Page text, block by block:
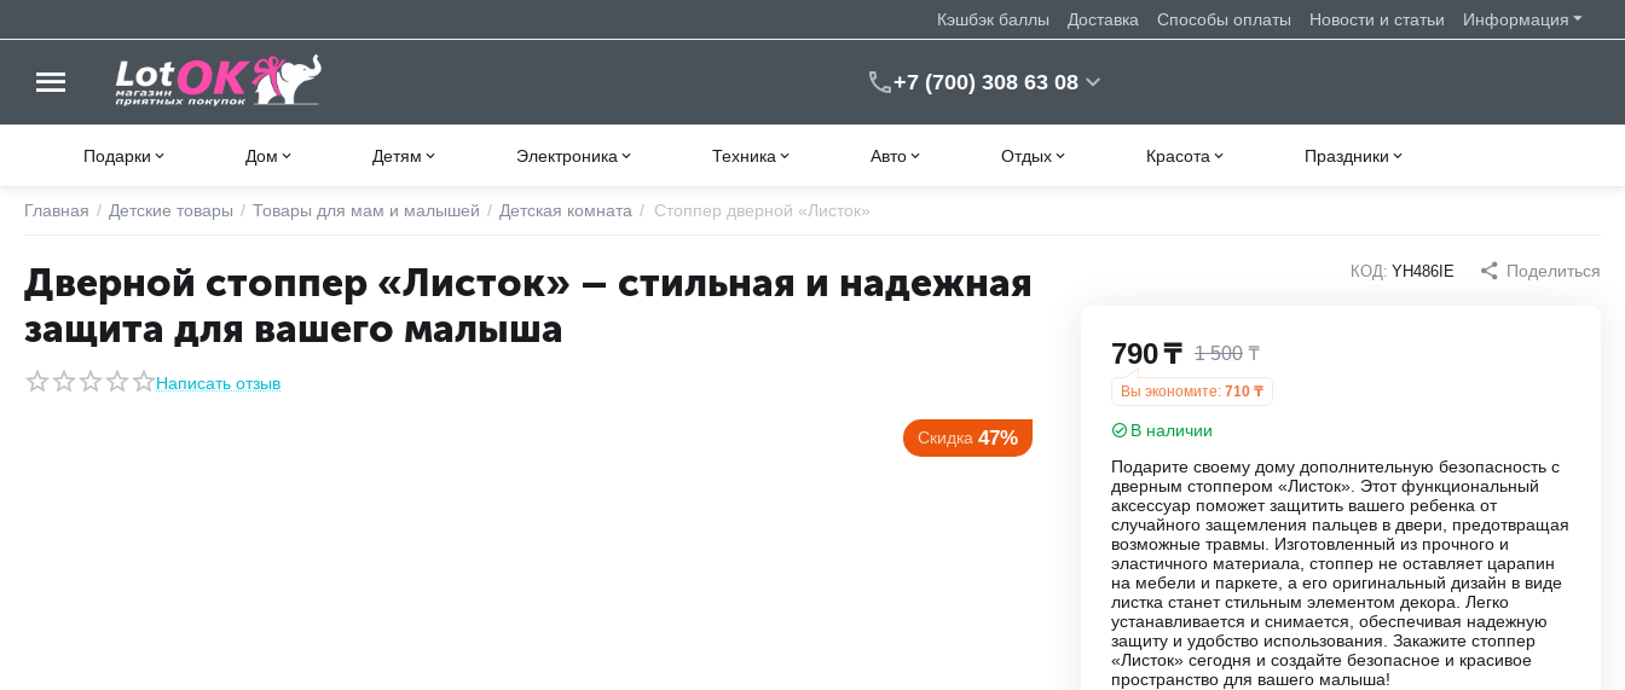
Кэшбэк баллы Доставка Способы оплаты Новости и статьи Информация
+7 (700) 308 63 08
Подарки Дом Детям Электроника Техника Авто Отдых Красота Праздники
Главная / Детские товары / Товары для мам и малышей / Детская комната / Стоппер дверной «Листок»
Дверной стоппер «Листок» – стильная и надежная
защита для вашего малыша
Написать отзыв
КОД: YH486IE Поделиться
790₸ 1 500 ₸
Вы экономите: 710 ₸
В наличии
Подарите своему дому дополнительную безопасность с
дверным стоппером «Листок». Этот функциональный
аксессуар поможет защитить вашего ребенка от
случайного защемления пальцев в двери, предотвращая
возможные травмы. Изготовленный из прочного и
эластичного материала, стоппер не оставляет царапин
на мебели и паркете, а его оригинальный дизайн в виде
листка станет стильным элементом декора. Легко
устанавливается и снимается, обеспечивая надежную
защиту и удобство использования. Закажите стоппер
«Листок» сегодня и создайте безопасное и красивое
пространство для вашего малыша!